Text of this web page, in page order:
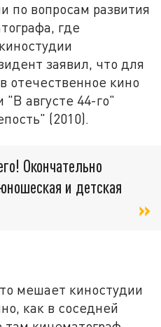
по вопросам развития
где
заявил, что для
отечественное кино
августе 44-го"
(2010).
Окончательно
и детская
мешает киностудии
как в соседней